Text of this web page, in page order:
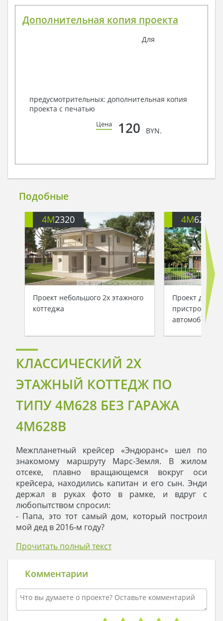
Дополнительная копия проекта
Для
предусмотрительных: дополнительная копия
проекта с печатью
Цена 120 BYN.
Подобные
4M2320
Проект небольшого 2х этажного
коттеджа
4M628
Проект
автомобиля
КЛАССИЧЕСКИЙ 2Х
ЭТАЖНЫЙ КОТТЕДЖ ПО
ТИПУ 4M628 БЕЗ ГАРАЖА
4M628B
Межпланетный крейсер «Эндюранс» шел по
знакомому маршруту Марс-Земля. В жилом
отсеке, плавно вращающемся вокруг оси
крейсера, находились капитан и его сын. Энди
держал в руках фото в рамке, и вдруг с
любопытством спросил:
- Папа, это тот самый дом, который построил
мой дед в 2016-м году?
- Но это же классика! Папа, дом всегда останется
поселилась на Марсе.
- Так и есть. Будь уверен: мой отец знает толк в
вещах, которые сохранят свою актуальность
еще очень долго. Когда он затеял
строительство, то сказал твоей бабушке: «Дом
Прочитать полный текст
Комментарии